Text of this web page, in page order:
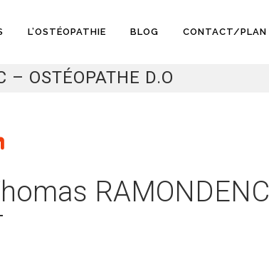
L’OSTÉOPATHIE BLOG CONTACT/PLAN
– OSTÉOPATHE D.O
RAMONDENC